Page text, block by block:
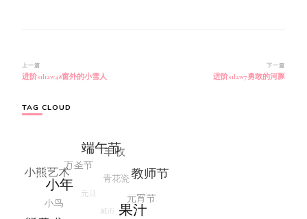
博
文
航
上一篇
进阶s1l12w48窗外的小雪人
下一篇
进阶s1l2w7勇敢的河豚
TAG CLOUD